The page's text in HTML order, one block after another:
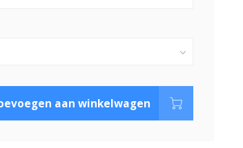
aan winkelwagen